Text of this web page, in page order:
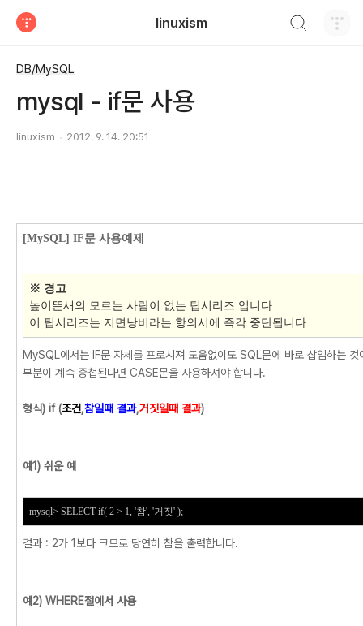
linuxism
DB/MySQL
mysql - if문 사용
linuxism 2012. 9. 14. 20:51
[MySQL] IF문 사용예제
※ 경고
높이뜬새의 모르는 사람이 없는 팁시리즈 입니다.
이 팁시리즈는 지면낭비라는 항의시에 즉각 중단됩니다.
MySQL에서는 IF문 자체를 프로시져 도움없이도 SQL문에 바로 삽입하는
부분이 계속 중첩된다면 CASE문을 사용하셔야 합니다.
형식) if (조건,참일때 결과,거짓일때 결과)
예1) 쉬운 예
mysql> SELECT if( 2 > 1, '참', '거짓' );
결과 : 2가 1보다 크므로 당연히 참을 출력합니다.
예2) WHERE절에서 사용